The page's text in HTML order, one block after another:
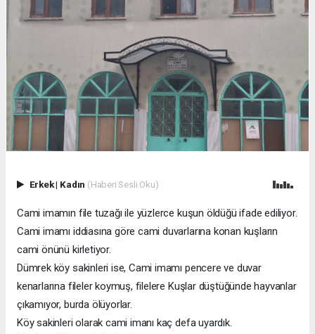
Erkek| Kadın (Haberi Sesli Oku)
Cami imamın file tuzağı ile yüzlerce kuşun öldüğü ifade ediliyor.
Cami imamı iddiasına göre cami duvarlarına konan kuşların
cami önünü kirletiyor.
Dümrek köy sakinleri ise, Cami imamı pencere ve duvar
kenarlarına fileler koymuş, filelere Kuşlar düştüğünde hayvanlar
çıkamıyor, burda ölüyorlar.
Köy sakinleri olarak cami imanı kaç defa uyardık.